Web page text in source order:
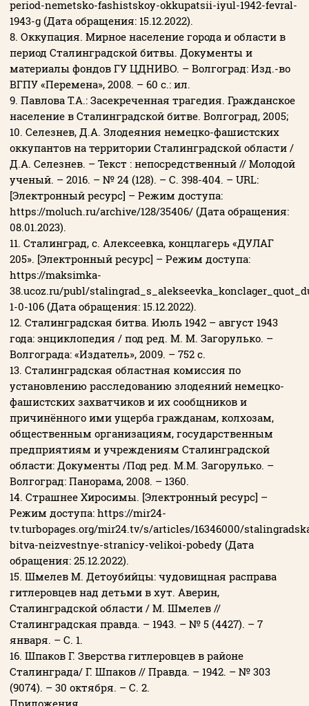
period-nemetsko-fashistskoy-okkupatsii-iyul-1942-fevral-
1943-g (Дата обращения: 15.12.2022).
8. Оккупация. Мирное население города и области в
период Сталинградской битвы. Документы и
материалы фондов ГУ ЦДНИВО. – Волгоград: Изд.-во
ВГПУ «Перемена», 2008. – 60 с.: ил.
9. Павлова Т.А.: Засекреченная трагедия. Гражданское
население в Сталинградской битве. Волгоград, 2005;
10. Селезнев, Д.А. Злодеяния немецко-фашистских
оккупантов на территории Сталинградской области /
Д.А. Селезнев. – Текст : непосредственный // Молодой
ученый. – 2016. – № 24 (128). – С. 398-404. – URL:
[Электронный ресурс] – Режим доступа:
https://moluch.ru/archive/128/35406/ (Дата обращения:
08.01.2023).
11. Сталинград, с. Алексеевка, концлагерь «ДУЛАГ
205». [Электронный ресурс] – Режим доступа:
https://maksimka-
38.ucoz.ru/publ/
1-0-106 (Дата обращения: 15.12.2022).
12. Сталинградская битва. Июль 1942 – август 1943
года: энциклопедия / под ред. М. М. Загорулько. –
Волгограда: «Издатель», 2009. – 752 с.
13. Сталинградская областная комиссия по
установлению расследованию злодеяний немецко-
фашистских захватчиков и их сообщников и
причинённого ими ущерба гражданам, колхозам,
общественным организациям, государственным
предприятиям и учреждениям Сталинградской
области: Документы /Под ред. М.М. Загорулько. –
Волгоград: Панорама, 2008. – 1360.
14. Страшнее Хиросимы. [Электронный ресурс] –
Режим доступа: https://mir24-
tv.turbopages.org/mir24.tv/s/articles/16346000/
bitva-neizvestnye-stranicy-velikoi-pobedy (Дата
обращения: 25.12.2022).
15. Шмелев М. Детоубийцы: чудовищная расправа
гитлеровцев над детьми в хут. Аверин,
Сталинградской области / М. Шмелев //
Сталинградская правда. – 1943. – № 5 (4427). – 7
января. – С. 1.
16. Шпаков Г. Зверства гитлеровцев в районе
Сталинграда/ Г. Шпаков // Правда. – 1942. – № 303
(9074). – 30 октября. – С. 2.
Приложения